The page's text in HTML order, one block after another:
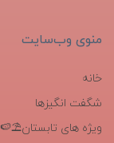
منوی وب‌سایت
خانه
شگفت انگیزها
ویژه های تابستان⛱️🍉